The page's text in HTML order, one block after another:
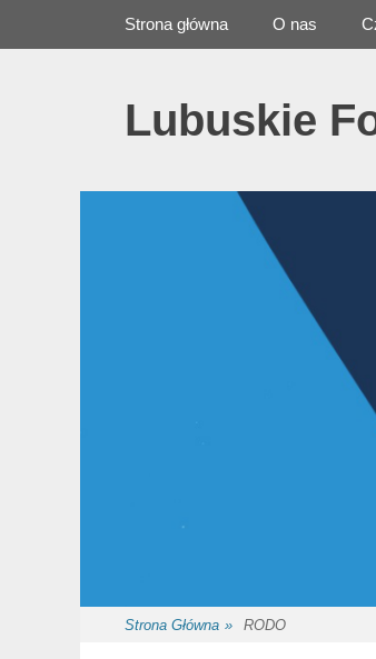
Lubuskie
Primary Menu
Strona główna O nas
Strona Główna » RODO